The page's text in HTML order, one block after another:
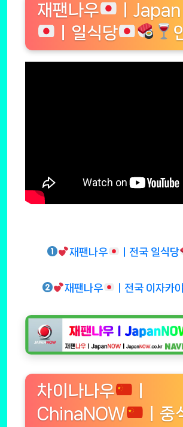
재팬나우
ㅣ
ㅣ일식당
재팬나우 ㅣ전국 일식당
재팬나우 ㅣ전국 이자카
차이나나우
ChinaNOW
ㅣ